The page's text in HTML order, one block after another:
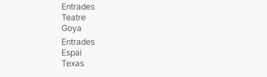
Entrades
Teatre
Goya
Entrades
Espai
Texas